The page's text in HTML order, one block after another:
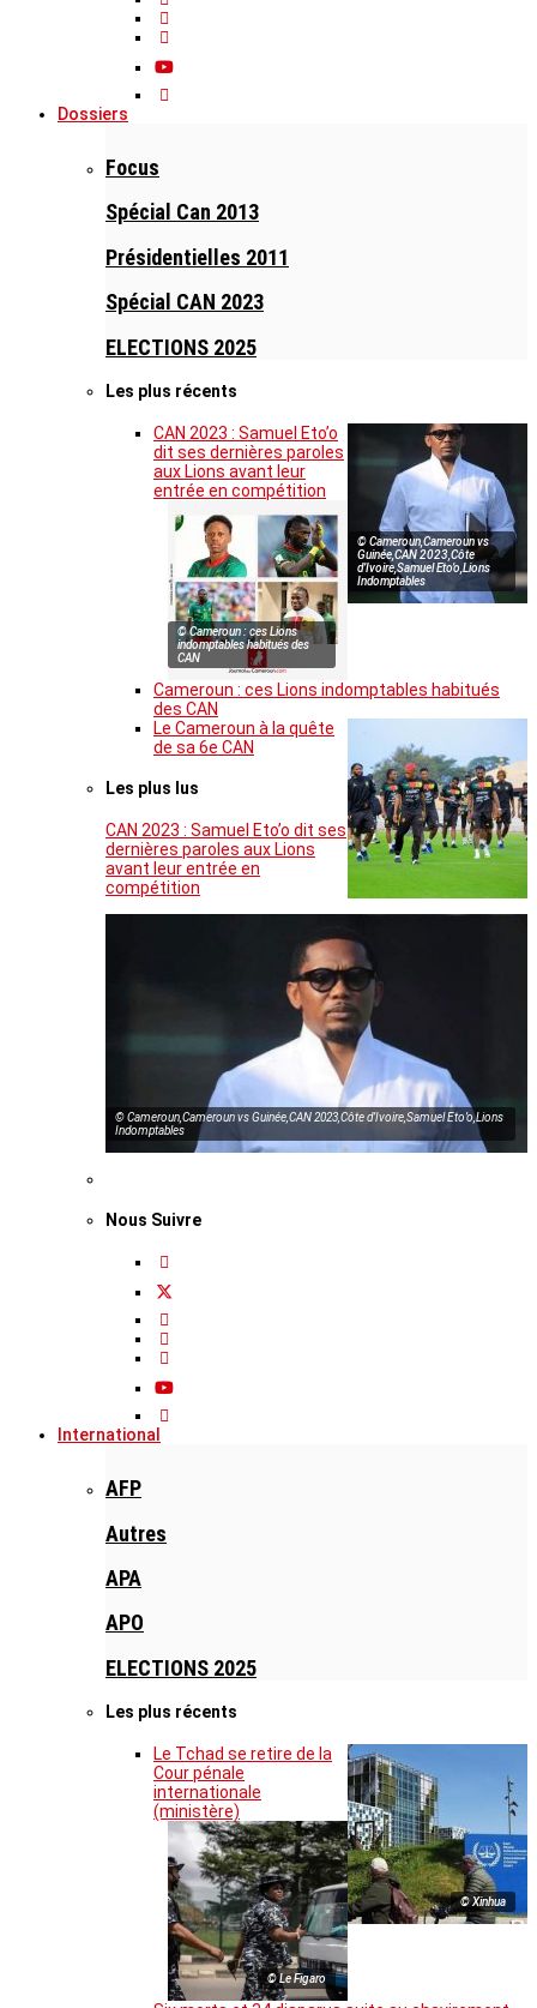
Dossiers
Focus
Spécial Can 2013
Présidentielles 2011
Spécial CAN 2023
ELECTIONS 2025
Les plus récents
© Cameroun,Cameroun vs
Guinée,CAN 2023,Côte
d’Ivoire,Samuel Eto’o,Lions
Indomptables
CAN 2023 : Samuel Eto’o
dit ses dernières paroles
aux Lions avant leur
entrée en compétition
© Cameroun : ces Lions
indomptables habitués des
CAN
Cameroun : ces Lions indomptables habitués
des CAN
Le Cameroun à la quête
de sa 6e CAN
Les plus lus
CAN 2023 : Samuel Eto’o dit ses
dernières paroles aux Lions
avant leur entrée en
compétition
© Cameroun,Cameroun vs Guinée,CAN 2023,Côte d’Ivoire,Samuel Eto’o,Lions
Indomptables
Nous Suivre
International
AFP
Autres
APA
APO
ELECTIONS 2025
Les plus récents
© Xinhua
Le Tchad se retire de la
Cour pénale
internationale
(ministère)
© Le Figaro